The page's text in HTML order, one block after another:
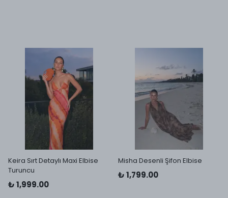
Keira Sırt Detaylı Maxi Elbise
Turuncu
₺ 1,999.00
Misha Desenli Şifon Elbise
₺ 1,799.00